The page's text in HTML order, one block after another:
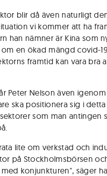
blir då även naturligt
vi kommer att ha
han nämner är Kina som
en ökad mängd covid-
framtid kan vara bra
Peter Nelson även
ska positionera sig i detta
som man antingen
lite om verkstad och
på Stockholmsbörsen
konjunkturen", säger